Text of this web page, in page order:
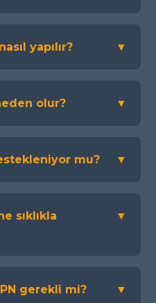
yapılır? ▼
olur? ▼
mu? ▼
sıklıkla
▼
gerekli mi? ▼